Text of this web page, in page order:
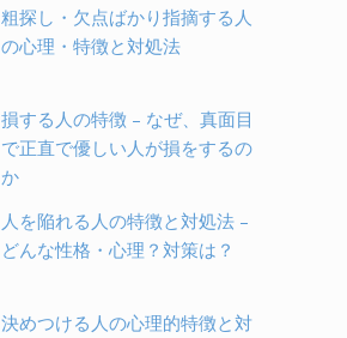
粗探し・欠点ばかり指摘する人
の心理・特徴と対処法
損する人の特徴 – なぜ、真面目
で正直で優しい人が損をするの
か
人を陥れる人の特徴と対処法 –
どんな性格・心理？対策は？
決めつける人の心理的特徴と対